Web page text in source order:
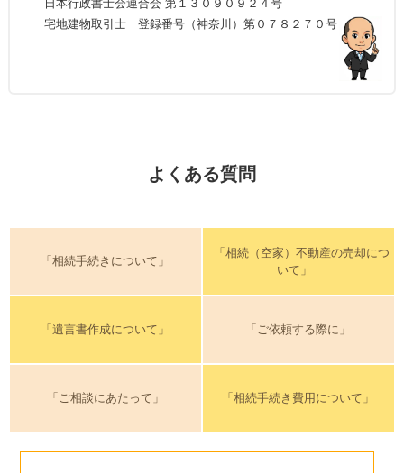
日本行政書士会連合会 第１３０９０９２４号
宅地建物取引士 登録番号（神奈川）第０７８２７０号
よくある質問
「相続手続きについて」
「相続（空家）不動産の売却につ
いて」
「遺言書作成について」 「ご依頼する際に」
「ご相談にあたって」 「相続手続き費用について」